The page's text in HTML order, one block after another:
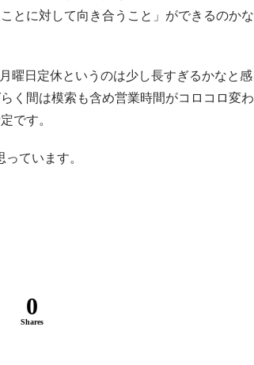
とに対して向き合うこと」ができるのかな
曜日定休というのは少し長すぎるかなと感
く間は模索も含め営業時間がコロコロ変わ
です。
ています。
0
Shares